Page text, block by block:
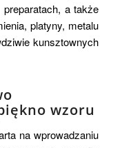
a także
platyny, metalu
kunsztownych
wzoru
na wprowadzaniu